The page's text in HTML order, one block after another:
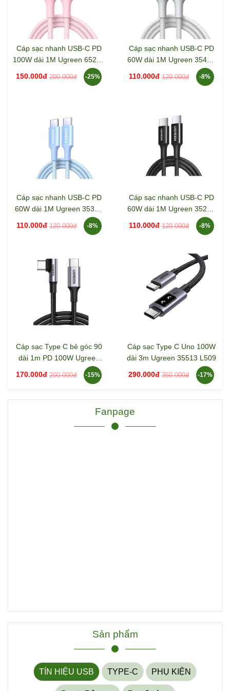
Cáp sạc nhanh USB-C PD
100W dài 1M Ugreen 65251
150.000đ 200.000đ -25%
Cáp sạc nhanh USB-C PD
60W dài 1M Ugreen 35465
110.000đ 120.000đ -8%
Cáp sạc nhanh USB-C PD
60W dài 1M Ugreen 35334
110.000đ 120.000đ -8%
Cáp sạc nhanh USB-C PD
60W dài 1M Ugreen 35254
110.000đ 120.000đ -8%
Cáp sạc Type C bẻ góc 90
dài 1m PD 100W Ugreen
170.000đ 200.000đ -15%
Cáp sạc Type C Uno 100W
dài 3m Ugreen 35513 L509
290.000đ 350.000đ -17%
Fanpage
Sản phẩm
TÍN HIỆU USB TYPE-C PHỤ KIỆN